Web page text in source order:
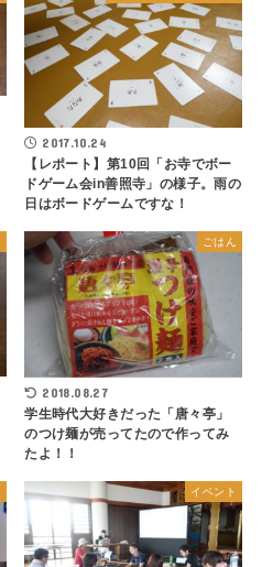
2017.10.24
【レポート】第10回「お寺でボー
ドゲーム会in善照寺」の様子。雨の
日はボードゲームですな！
ごはん
2018.08.27
学生時代大好きだった「唐々亭」
のつけ麺が売ってたので作ってみ
たよ！！
イベント